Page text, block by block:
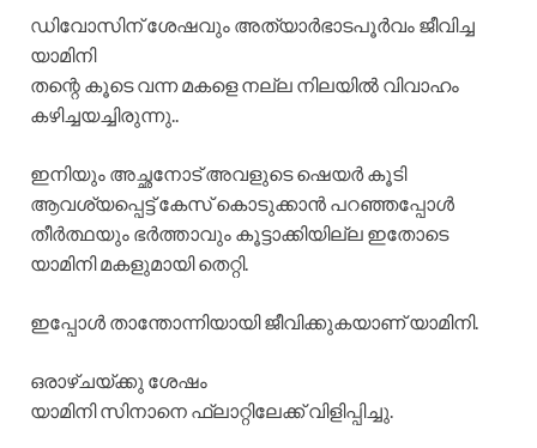
ഡിവോസിന് ശേഷവും അത്യാർഭാടപൂർവം ജീവിച്ച
യാമിനി
തന്റെ കൂടെ വന്ന മകളെ നല്ല നിലയിൽ വിവാഹം
കഴിച്ചയച്ചിരുന്നു..
ഇനിയും അച്ഛനോട് അവളുടെ ഷെയർ കൂടി
ആവശ്യപ്പെട്ട് കേസ് കൊടുക്കാൻ പറഞ്ഞപ്പോൾ
തീർത്ഥയും ഭർത്താവും കൂട്ടാക്കിയില്ല ഇതോടെ
യാമിനി മകളുമായി തെറ്റി.
ഇപ്പോൾ താന്തോന്നിയായി ജീവിക്കുകയാണ് യാമിനി.
ഒരാഴ്ചയ്ക്കു ശേഷം
യാമിനി സിനാനെ ഫ്ലാറ്റിലേക്ക് വിളിപ്പിച്ചു.